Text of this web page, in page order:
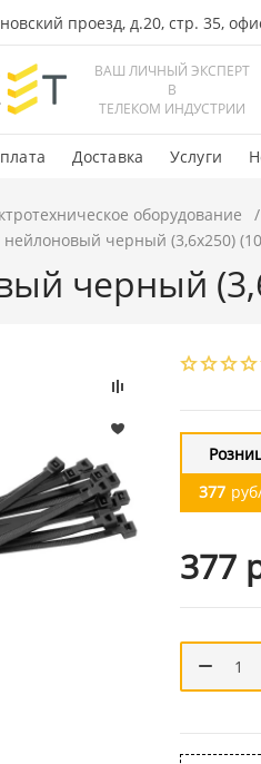
проезд, д.20, стр. 35,
ВАШ ЛИЧНЫЙ ЭКСПЕРТ
В
ТЕЛЕКОМ ИНДУСТРИИ
Доставка Услуги
оборудование
нейлоновый черный (3,6х250)
черный
377
377